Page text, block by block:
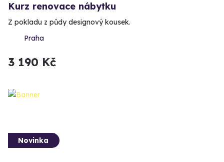
Kurz renovace nábytku
Z pokladu z půdy designový kousek.
Praha
3 190 Kč
Novinka